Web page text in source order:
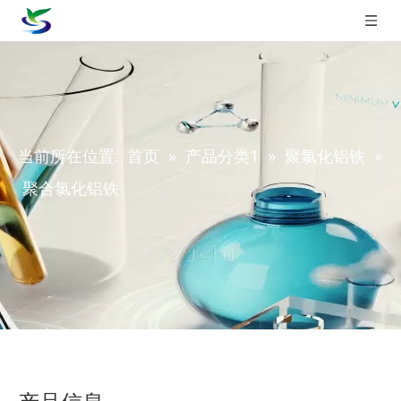
当前所在位置: 首页 » 产品分类1 » 聚氯化铝铁
»
聚合氯化铝铁